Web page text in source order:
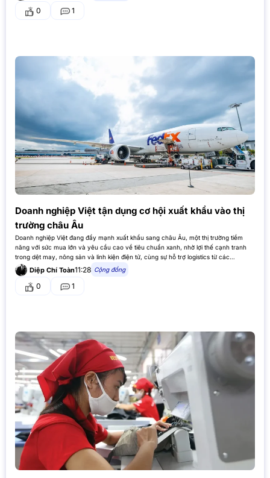
0 1
Doanh nghiệp Việt tận dụng cơ hội xuất khẩu vào thị
trường châu Âu
Doanh nghiệp Việt đang đẩy mạnh xuất khẩu sang châu Âu, một thị trường tiềm
năng với sức mua lớn và yêu cầu cao về tiêu chuẩn xanh, nhờ lợi thế cạnh tranh
trong dệt may, nông sản và linh kiện điện tử, cùng sự hỗ trợ logistics từ các…
Diệp Chí Toàn11:28 Cộng đồng
0 1